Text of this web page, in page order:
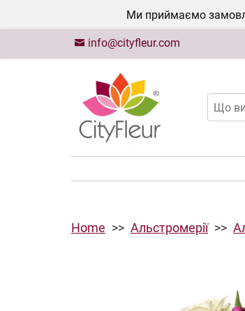
Ми приймаємо
info@cityfleur.com
Home Альстромерії